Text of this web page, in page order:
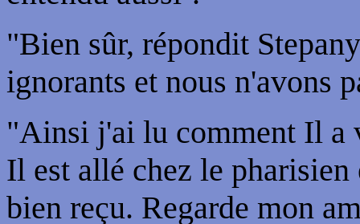
"Bien sûr, répondit
ignorants et nous n'avons
"Ainsi j'ai lu comment Il a
Il est allé chez le
bien reçu. Regarde mon